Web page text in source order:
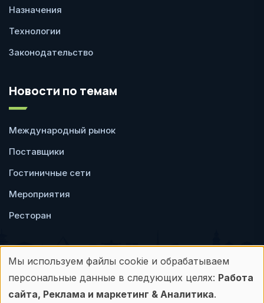
Назначения
Технологии
Законодательство
Новости по темам
Международный рынок
Поставщики
Гостиничные сети
Мероприятия
Ресторан
Пользовательское
Политика
Использование
Мы используем файлы cookie и обрабатываем
персональные данные в следующих целях: Работа
сайта, Реклама и маркетинг & Аналитика.